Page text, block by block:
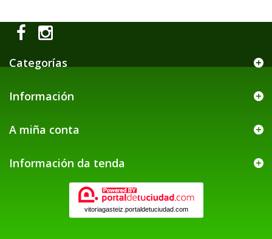
Categorías
Información
A miña conta
Información da tenda
vitoriagasteiz.portaldetuciudad.com